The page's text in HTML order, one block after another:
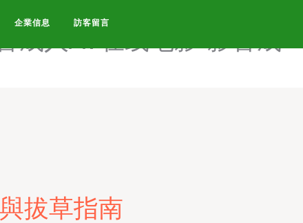
天堂资源-影音AV在线资
企業信息 訪客留言
拔草指南